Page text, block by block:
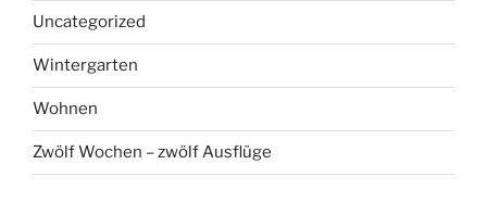
Uncategorized
Wintergarten
Wohnen
Zwölf Wochen – zwölf Ausflüge